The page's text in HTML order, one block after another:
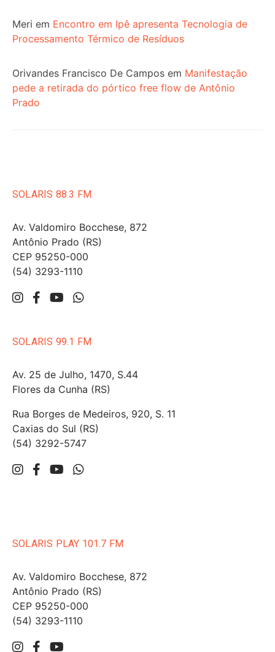
Meri em Encontro em Ipê apresenta Tecnologia de
Processamento Térmico de Resíduos
Orivandes Francisco De Campos em Manifestação
pede a retirada do pórtico free flow de Antônio
Prado
SOLARIS 88.3 FM
Av. Valdomiro Bocchese, 872
Antônio Prado (RS)
CEP 95250-000
(54) 3293-1110
SOLARIS 99.1 FM
Av. 25 de Julho, 1470, S.44
Flores da Cunha (RS)
Rua Borges de Medeiros, 920, S. 11
Caxias do Sul (RS)
(54) 3292-5747
SOLARIS PLAY 101.7 FM
Av. Valdomiro Bocchese, 872
Antônio Prado (RS)
CEP 95250-000
(54) 3293-1110